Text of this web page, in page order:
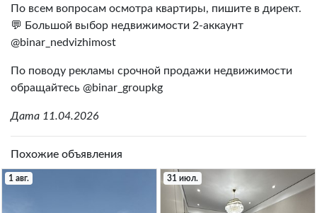
По всем вопросам осмотра квартиры, пишите в директ.
💬 Большой выбор недвижимости 2-аккаунт
@binar_nedvizhimost
По поводу рекламы срочной продажи недвижимости
обращайтесь @binar_groupkg
Дата 11.04.2026
Похожие объявления
1 авг. 31 июл.